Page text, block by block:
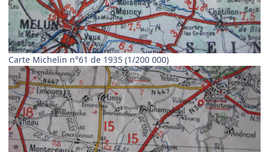
Carte Michelin n°61 de 1935 (1/200 000)